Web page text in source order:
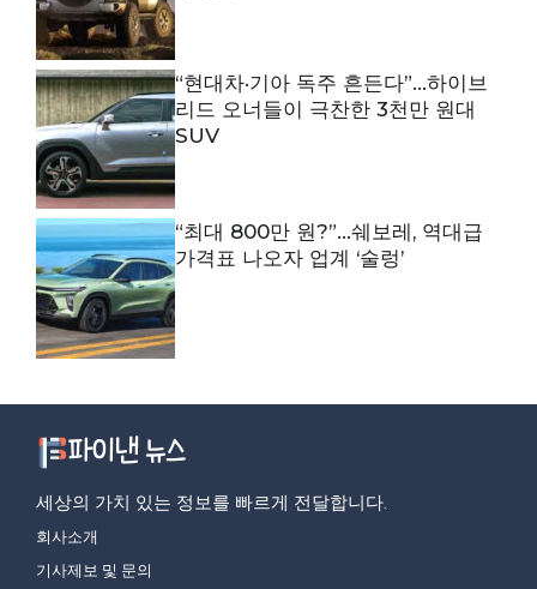
“현대차·기아 독주 흔든다”…하이브
리드 오너들이 극찬한 3천만 원대
SUV
“최대 800만 원?”…쉐보레, 역대급
가격표 나오자 업계 ‘술렁’
세상의 가치 있는 정보를 빠르게 전달합니다.
회사소개
기사제보 및 문의